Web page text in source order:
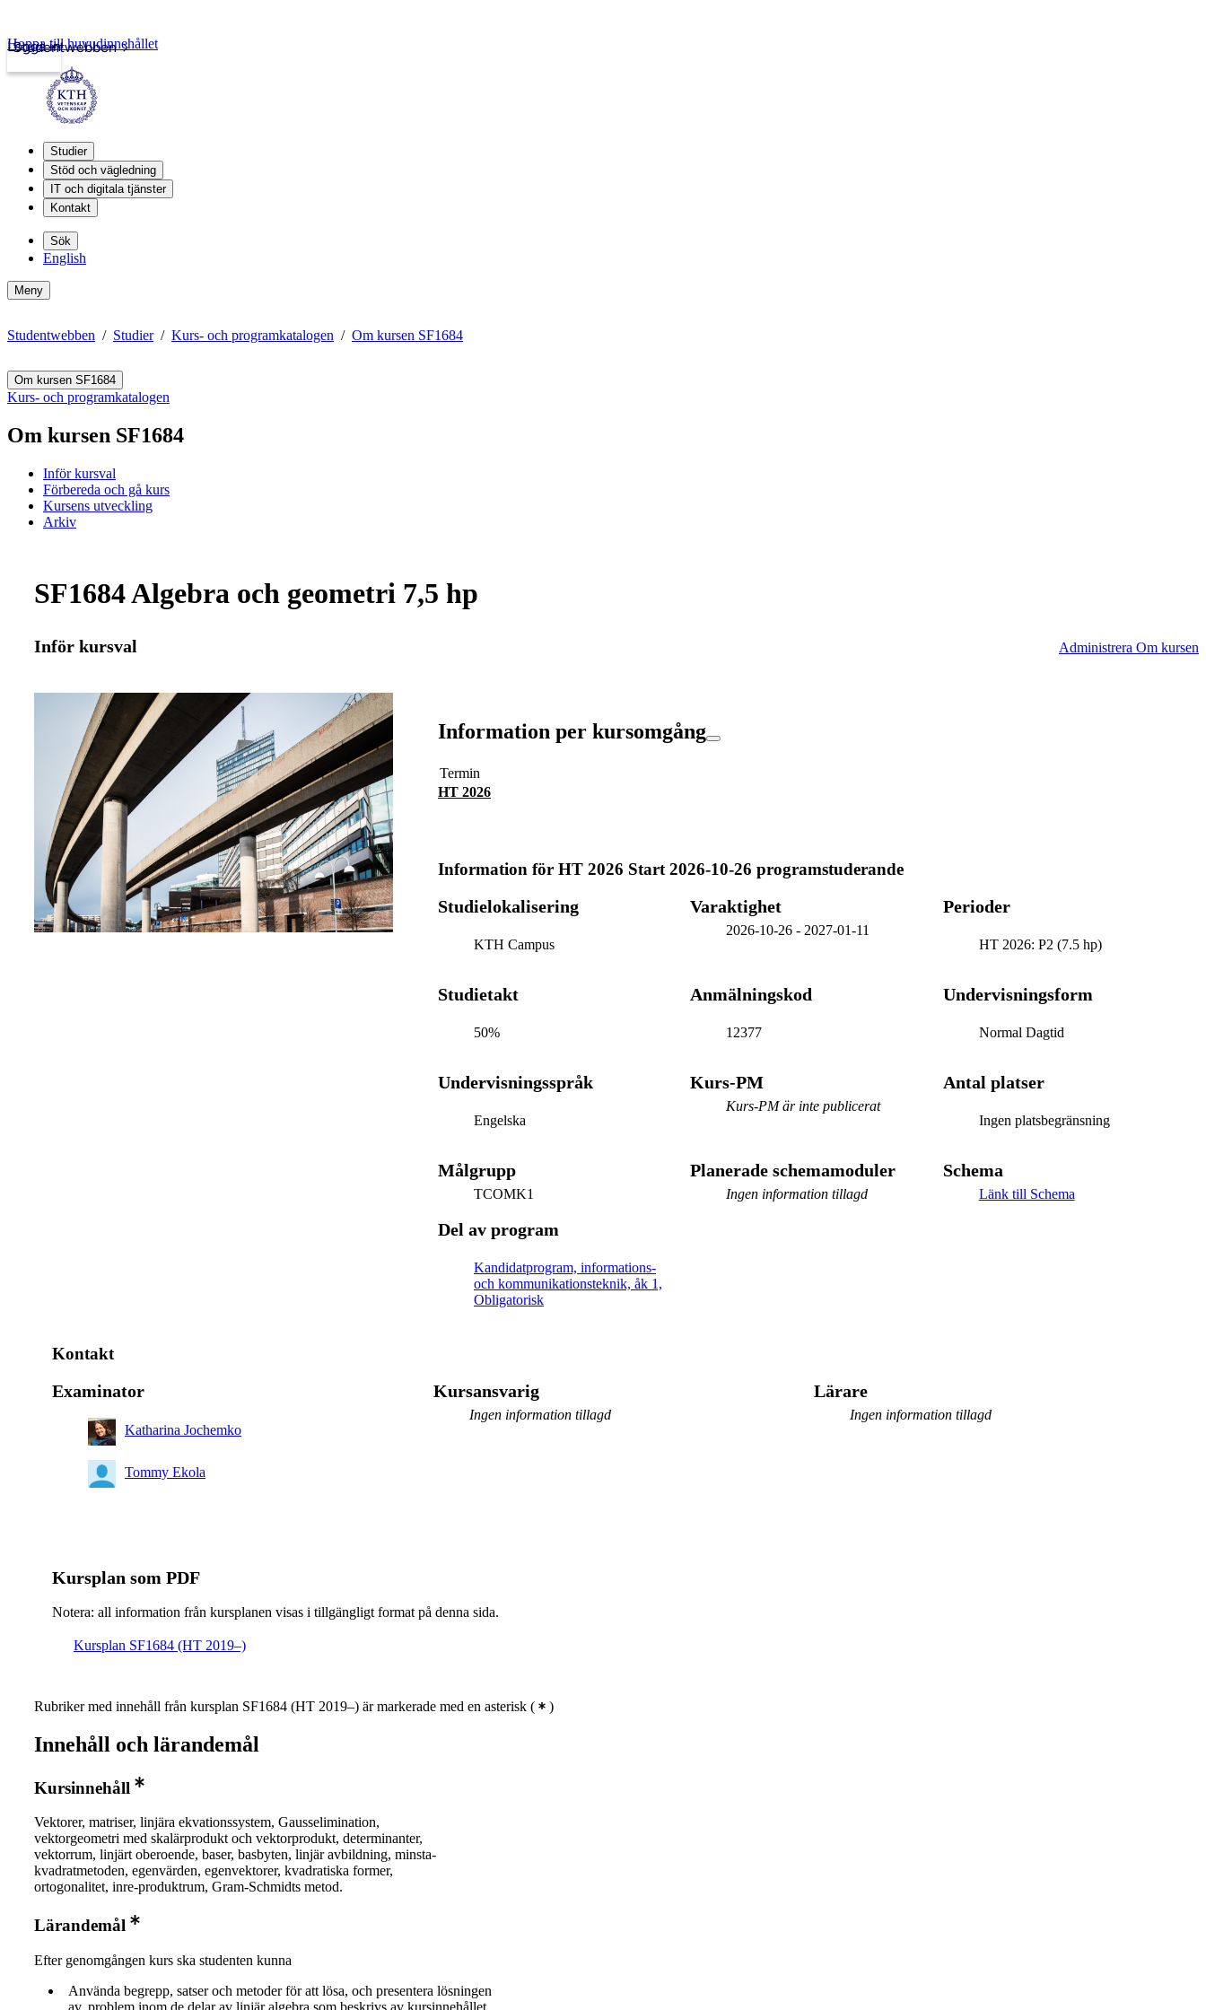
Studentwebben
Logga in
Hoppa till huvudinnehållet
Studier
Stöd och vägledning
IT och digitala tjänster
Kontakt
Sök
English
Meny
Studentwebben Studier Kurs- och programkatalogen Om kursen SF1684
Om kursen SF1684
Kurs- och programkatalogen
Om kursen SF1684
Inför kursval
Förbereda och gå kurs
Kursens utveckling
Arkiv
SF1684 Algebra och geometri 7,5 hp
Inför kursval Administrera Om kursen
Information per kursomgång
Termin
HT 2026
Information för HT 2026 Start 2026-10-26 programstuderande
Studielokalisering
KTH Campus
Varaktighet
2026-10-26 - 2027-01-11
Perioder
HT 2026: P2 (7.5 hp)
Studietakt
50%
Anmälningskod
12377
Undervisningsform
Normal Dagtid
Undervisningsspråk
Engelska
Kurs-PM
Kurs-PM är inte publicerat
Antal platser
Ingen platsbegränsning
Målgrupp
TCOMK1
Planerade schemamoduler
Ingen information tillagd
Schema
Länk till Schema
Del av program
Kandidatprogram, informations-
och kommunikationsteknik, åk 1,
Obligatorisk
Kontakt
Examinator
Katharina Jochemko
Tommy Ekola
Kursansvarig
Ingen information tillagd
Lärare
Ingen information tillagd
Kursplan som PDF
Notera: all information från kursplanen visas i tillgängligt format på denna sida.
Kursplan SF1684 (HT 2019–)
Rubriker med innehåll från kursplan SF1684 (HT 2019–) är markerade med en asterisk ( )
Innehåll och lärandemål
Kursinnehåll
Vektorer, matriser, linjära ekvationssystem, Gausselimination,
vektorgeometri med skalärprodukt och vektorprodukt, determinanter,
vektorrum, linjärt oberoende, baser, basbyten, linjär avbildning, minsta-
kvadratmetoden, egenvärden, egenvektorer, kvadratiska former,
ortogonalitet, inre-produktrum, Gram-Schmidts metod.
Lärandemål
Efter genomgången kurs ska studenten kunna
Använda begrepp, satser och metoder för att lösa, och presentera lösningen